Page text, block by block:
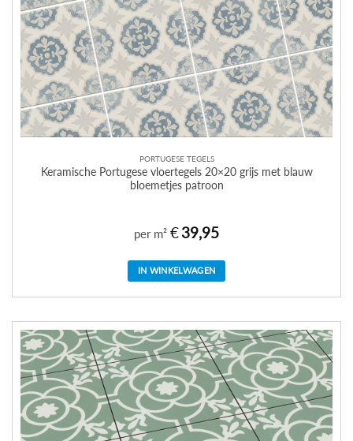
PORTUGESE TEGELS
Keramische Portugese vloertegels 20×20 grijs met blauw
bloemetjes patroon
per m² €39,95
IN WINKELWAGEN